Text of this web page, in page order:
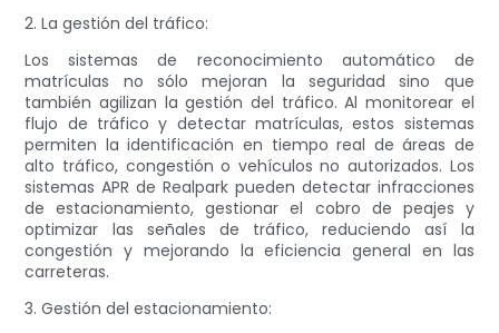
2. La gestión del tráfico:
Los sistemas de reconocimiento automático de
matrículas no sólo mejoran la seguridad sino que
también agilizan la gestión del tráfico. Al monitorear el
flujo de tráfico y detectar matrículas, estos sistemas
permiten la identificación en tiempo real de áreas de
alto tráfico, congestión o vehículos no autorizados. Los
sistemas APR de Realpark pueden detectar infracciones
de estacionamiento, gestionar el cobro de peajes y
optimizar las señales de tráfico, reduciendo así la
congestión y mejorando la eficiencia general en las
carreteras.
3. Gestión del estacionamiento: